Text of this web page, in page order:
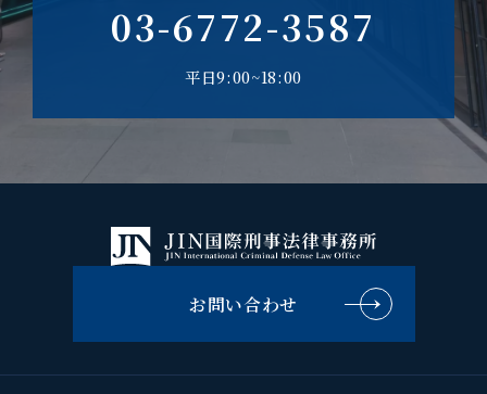
03-6772-3587
平日9:00~18:00
お問い合わせ